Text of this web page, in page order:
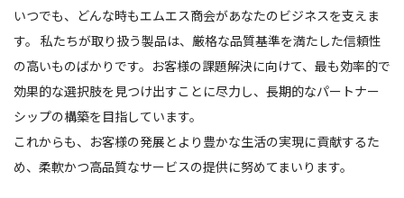
いつでも、どんな時もエムエス商会があなたのビジネスを支えま
す。 私たちが取り扱う製品は、厳格な品質基準を満たした信頼性
の高いものばかりです。お客様の課題解決に向けて、最も効率的で
効果的な選択肢を見つけ出すことに尽力し、長期的なパートナー
シップの構築を目指しています。
これからも、お客様の発展とより豊かな生活の実現に貢献するた
め、柔軟かつ高品質なサービスの提供に努めてまいります。